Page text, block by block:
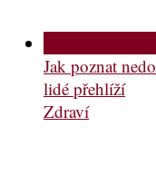
Jak poznat
lidé přehlíží
Zdraví